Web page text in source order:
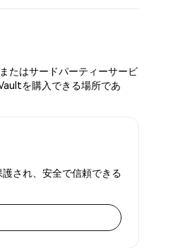
たはサードパーティーサービ
を購入できる場所であ
され、安全で信頼できる